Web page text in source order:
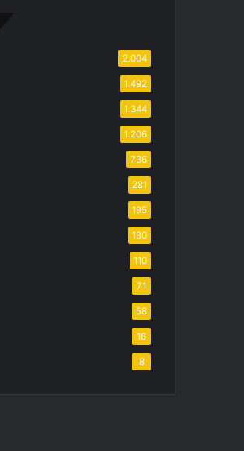
2.004
1.492
1.344
1.206
736
281
195
180
110
71
58
18
8